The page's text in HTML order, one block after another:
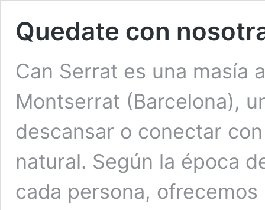
Quedate con
Can Serrat es una masía
Montserrat (Barcelona),
descansar o conectar
natural. Según la época
cada persona,